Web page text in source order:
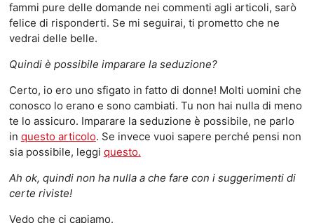
fammi pure delle domande nei commenti agli articoli, sarò
felice di risponderti. Se mi seguirai, ti prometto che ne
vedrai delle belle.
Quindi è possibile imparare la seduzione?
Certo, io ero uno sfigato in fatto di donne! Molti uomini che
conosco lo erano e sono cambiati. Tu non hai nulla di meno
te lo assicuro. Imparare la seduzione è possibile, ne parlo
in questo articolo. Se invece vuoi sapere perché pensi non
sia possibile, leggi questo.
Ah ok, quindi non ha nulla a che fare con i suggerimenti di
certe riviste!
Vedo che ci capiamo.